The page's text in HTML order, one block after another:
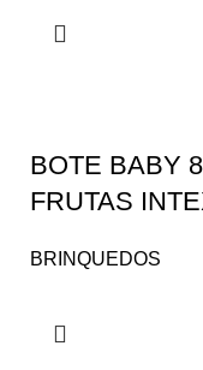
BOTE BABY
FRUTAS
BRINQUEDOS